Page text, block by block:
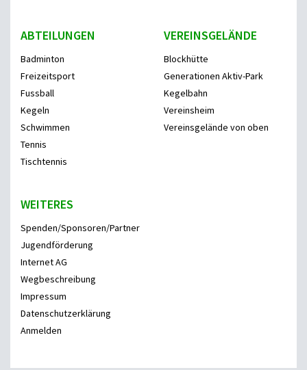
ABTEILUNGEN
Badminton
Freizeitsport
Fussball
Kegeln
Schwimmen
Tennis
Tischtennis
VEREINSGELÄNDE
Blockhütte
Generationen Aktiv-Park
Kegelbahn
Vereinsheim
Vereinsgelände von oben
WEITERES
Spenden/Sponsoren/Partner
Jugendförderung
Internet AG
Wegbeschreibung
Impressum
Datenschutzerklärung
Anmelden